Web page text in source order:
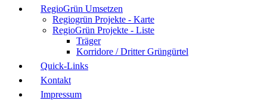
RegioGrün Umsetzen
Regiogrün Projekte - Karte
RegioGrün Projekte - Liste
Träger
Korridore / Dritter Grüngürtel
Quick-Links
Kontakt
Impressum